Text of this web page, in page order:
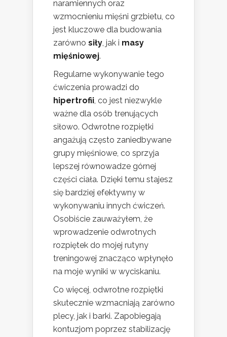
naramiennych oraz
wzmocnieniu mięśni grzbietu, co
jest kluczowe dla budowania
zarówno siły, jak i masy
mięśniowej.
Regularne wykonywanie tego
ćwiczenia prowadzi do
hipertrofii, co jest niezwykle
ważne dla osób trenujących
siłowo. Odwrotne rozpiętki
angażują często zaniedbywane
grupy mięśniowe, co sprzyja
lepszej równowadze górnej
części ciała. Dzięki temu stajesz
się bardziej efektywny w
wykonywaniu innych ćwiczeń.
Osobiście zauważyłem, że
wprowadzenie odwrotnych
rozpiętek do mojej rutyny
treningowej znacząco wpłynęło
na moje wyniki w wyciskaniu.
Co więcej, odwrotne rozpiętki
skutecznie wzmacniają zarówno
plecy, jak i barki. Zapobiegają
kontuzjom poprzez stabilizację